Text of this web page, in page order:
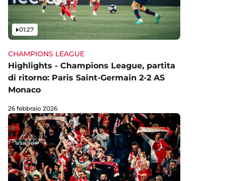
CHAMPIONS LEAGUE
Highlights - Champions League, partita
di ritorno: Paris Saint-Germain 2-2 AS
Monaco
Video
01:27
26 febbraio 2026